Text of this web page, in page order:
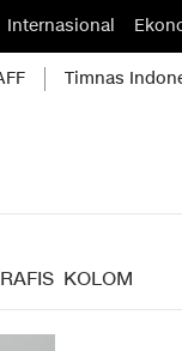
Internasional
Timnas
KOLOM